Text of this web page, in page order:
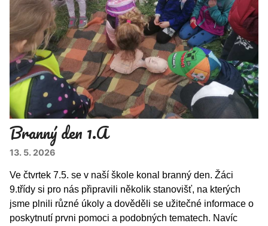
Branný den 1.A
13. 5. 2026
Ve čtvrtek 7.5. se v naší škole konal branný den. Žáci
9.třídy si pro nás připravili několik stanovišť, na kterých
jsme plnili různé úkoly a dověděli se užitečné informace o
poskytnutí prvni pomoci a podobných tematech. Navíc